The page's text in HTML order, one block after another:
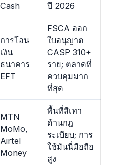
Cash
ปี 2026
การโอน
เงิน
ธนาคาร
EFT
FSCA ออก
ใบอนุญาต
CASP 310+
ราย; ตลาดที่
ควบคุมมาก
ที่สุด
MTN
MoMo,
Airtel
Money
พื้นที่สีเทา
ด้านกฎ
ระเบียบ; การ
ใช้มันนี่มือถือ
สูง